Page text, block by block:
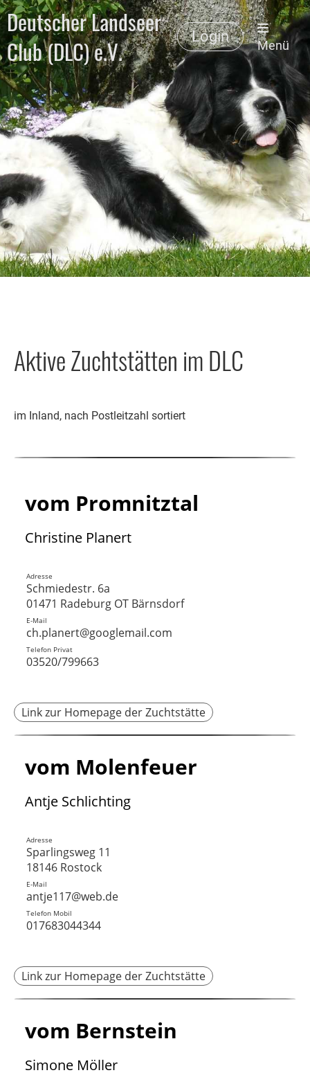
Deutscher Landseer
Club (DLC) e.V.
Login
Menü
Aktive Zuchtstätten im DLC
im Inland, nach Postleitzahl sortiert
vom Promnitztal
Christine Planert
Adresse
Schmiedestr. 6a
01471 Radeburg OT Bärnsdorf
E-Mail
ch.planert@googlemail.com
Telefon Privat
03520/799663
Link zur Homepage der Zuchtstätte
vom Molenfeuer
Antje Schlichting
Adresse
Sparlingsweg 11
18146 Rostock
E-Mail
antje117@web.de
Telefon Mobil
017683044344
Link zur Homepage der Zuchtstätte
vom Bernstein
Simone Möller